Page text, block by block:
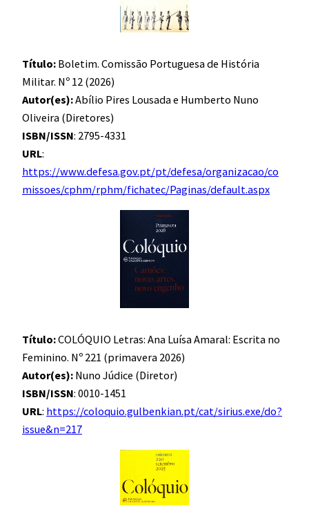
Título: Boletim. Comissão Portuguesa de História
Militar. Nº 12 (2026)
Autor(es):Abílio Pires Lousada e Humberto Nuno
Oliveira (Diretores)
ISBN/ISSN: 2795-4331
URL:
https://www.defesa.gov.pt/pt/defesa/organizacao/co
missoes/cphm/rphm/fichatec/Paginas/default.aspx
Título:COLÓQUIO Letras: Ana Luísa Amaral: Escrita no
Feminino. Nº 221 (primavera 2026)
Autor(es): Nuno Júdice (Diretor)
ISBN/ISSN: 0010-1451
URL: https://coloquio.gulbenkian.pt/cat/sirius.exe/do?
issue&n=217